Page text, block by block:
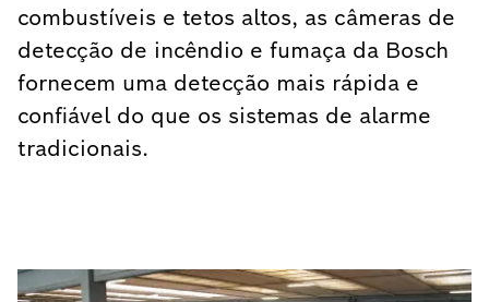
combustíveis e tetos altos, as câmeras de
detecção de incêndio e fumaça da Bosch
fornecem uma detecção mais rápida e
confiável do que os sistemas de alarme
tradicionais.